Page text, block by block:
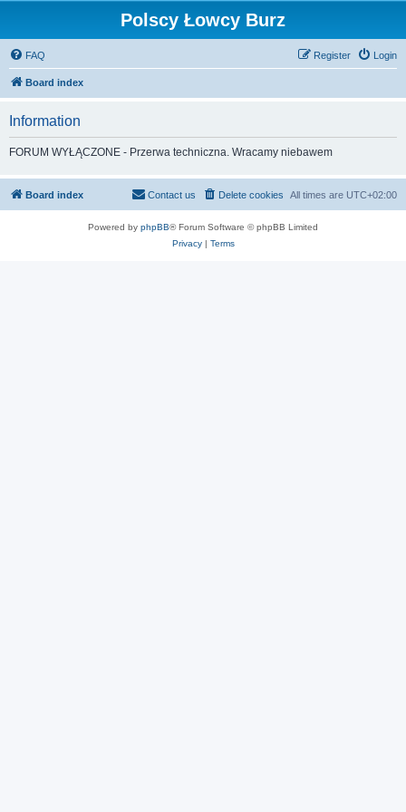
Polscy Łowcy Burz
FAQ Login
Register
Board index
Information
FORUM WYŁĄCZONE - Przerwa techniczna. Wracamy niebawem
Board index All times are UTC+02:00
Delete cookies
Contact us
Powered by phpBB® Forum Software © phpBB Limited
Privacy| Terms